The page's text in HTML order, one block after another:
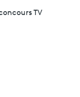
TV